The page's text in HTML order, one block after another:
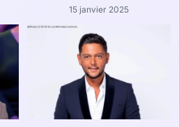
15 janvier 2025